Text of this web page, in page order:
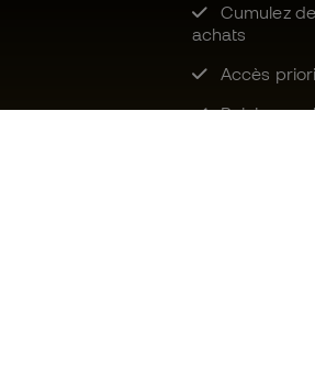
Cumulez
achats
Accès
Rejoignez